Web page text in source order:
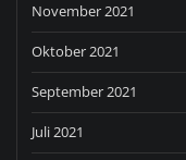
November 2021
Oktober 2021
September 2021
Juli 2021